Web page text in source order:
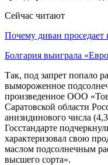
Сейчас читают
Почему диван проседает
Болгария выиграла
Так, под запрет попало
вымороженное
произведенное ООО
Саратовской области
анизидинового числа
Госстандарте
характеризовал свою
маслом подсолнечным
высшего сорта».